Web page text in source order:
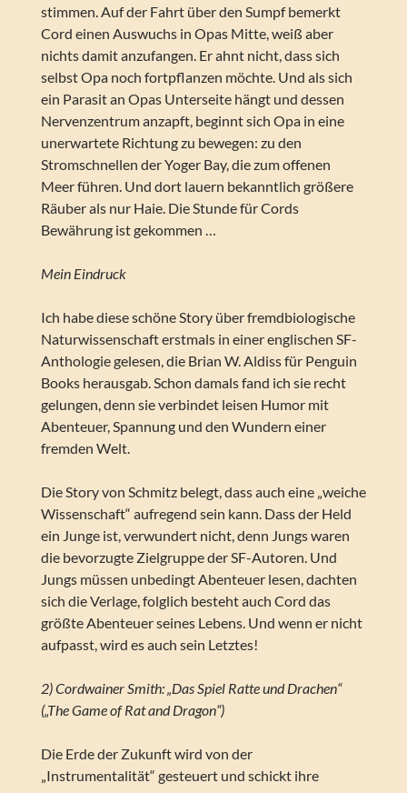
stimmen. Auf der Fahrt über den Sumpf bemerkt
Cord einen Auswuchs in Opas Mitte, weiß aber
nichts damit anzufangen. Er ahnt nicht, dass sich
selbst Opa noch fortpflanzen möchte. Und als sich
ein Parasit an Opas Unterseite hängt und dessen
Nervenzentrum anzapft, beginnt sich Opa in eine
unerwartete Richtung zu bewegen: zu den
Stromschnellen der Yoger Bay, die zum offenen
Meer führen. Und dort lauern bekanntlich größere
Räuber als nur Haie. Die Stunde für Cords
Bewährung ist gekommen …
Mein Eindruck
Ich habe diese schöne Story über fremdbiologische
Naturwissenschaft erstmals in einer englischen SF-
Anthologie gelesen, die Brian W. Aldiss für Penguin
Books herausgab. Schon damals fand ich sie recht
gelungen, denn sie verbindet leisen Humor mit
Abenteuer, Spannung und den Wundern einer
fremden Welt.
Die Story von Schmitz belegt, dass auch eine „weiche
Wissenschaft“ aufregend sein kann. Dass der Held
ein Junge ist, verwundert nicht, denn Jungs waren
die bevorzugte Zielgruppe der SF-Autoren. Und
Jungs müssen unbedingt Abenteuer lesen, dachten
sich die Verlage, folglich besteht auch Cord das
größte Abenteuer seines Lebens. Und wenn er nicht
aufpasst, wird es auch sein Letztes!
2) Cordwainer Smith: „Das Spiel Ratte und Drachen“
(„The Game of Rat and Dragon“)
Die Erde der Zukunft wird von der
„Instrumentalität“ gesteuert und schickt ihre